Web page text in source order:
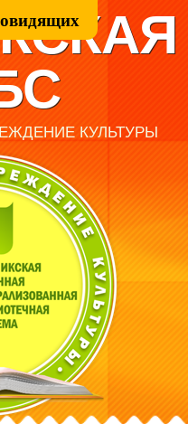
КУЛЬТУРЫ